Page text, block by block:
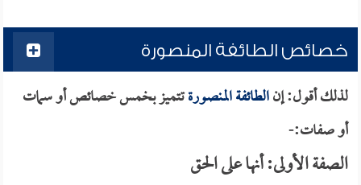
خصائص الطائفة المنصورة
لذلك أقول: إنالطائفة المنصورةتتميز بخمس خصائص أو سمات
أو صفات:-
الصفة الأولى: أنها على الحق